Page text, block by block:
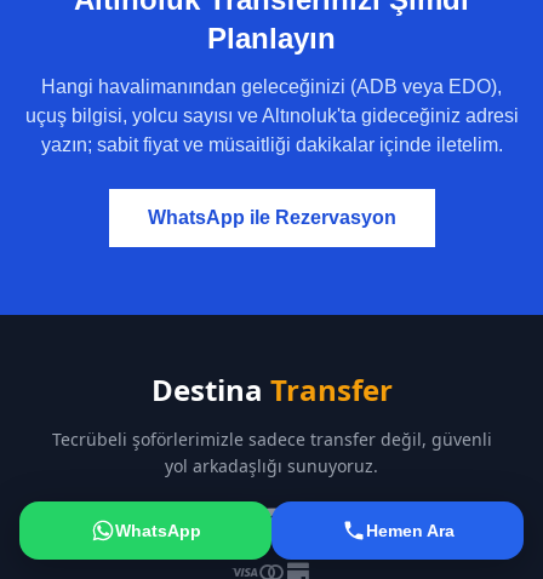
Planlayın
Hangi havalimanından geleceğinizi (ADB veya EDO),
uçuş bilgisi, yolcu sayısı ve Altınoluk'ta gideceğiniz adresi
yazın; sabit fiyat ve müsaitliği dakikalar içinde iletelim.
WhatsApp ile Rezervasyon
Destina Transfer
Tecrübeli şoförlerimizle sadece transfer değil, güvenli
yol arkadaşlığı sunuyoruz.
WhatsApp Hemen Ara